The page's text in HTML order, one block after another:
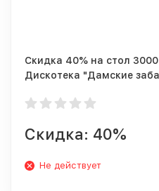
Скидка 40% на стол
Дискотека "Дамские
Скидка: 40%
Не действует